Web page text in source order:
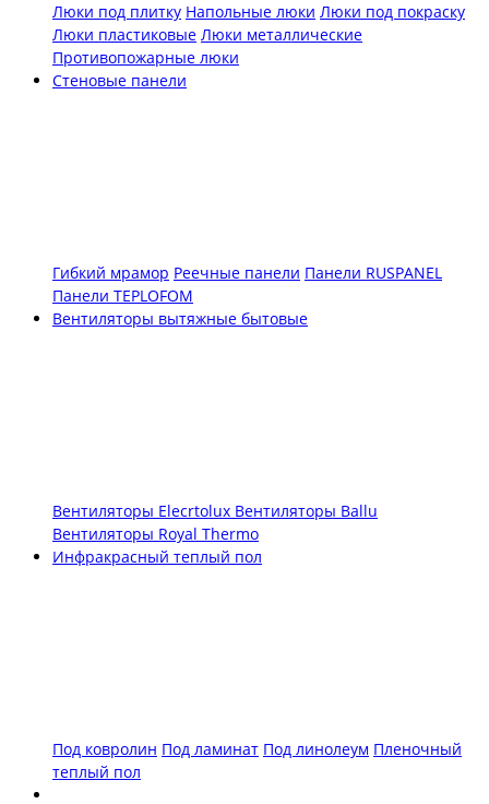
Люки под плитку Напольные люки Люки под покраску
Люки пластиковые Люки металлические
Противопожарные люки
Стеновые панели
Гибкий мрамор Реечные панели Панели RUSPANEL
Панели TEPLOFOM
Вентиляторы вытяжные бытовые
Вентиляторы Elecrtolux Вентиляторы Ballu
Вентиляторы Royal Thermo
Инфракрасный теплый пол
Под ковролин Под ламинат Под линолеум Пленочный
теплый пол